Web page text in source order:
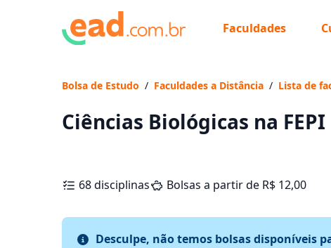
Faculdades
Bolsa de Estudo / Faculdades a Distância / Lista de
Ciências Biológicas na FEPI
68 disciplinas Bolsas a partir de R$ 12,00
Desculpe, não temos bolsas disponíveis